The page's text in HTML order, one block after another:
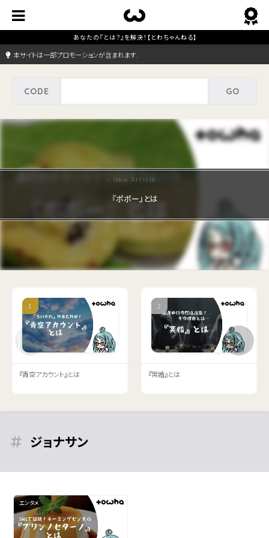
本サイトは一部プロモーションが含まれます.
『ポポー』とは
『青空アカウント』とは 『冥婚』とは
ジョナサン
エンタメ